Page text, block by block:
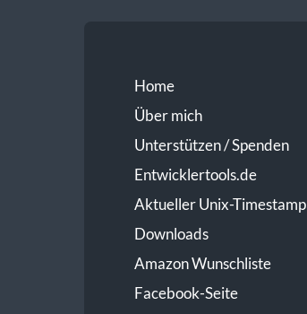
Home
Über mich
Unterstützen / Spenden
Entwicklertools.de
Aktueller Unix-Timestamp
Downloads
Amazon Wunschliste
Facebook-Seite